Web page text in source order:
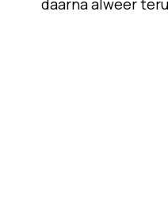
daarna alweer